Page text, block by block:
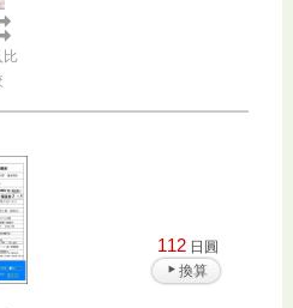
比
112 日圓
換算